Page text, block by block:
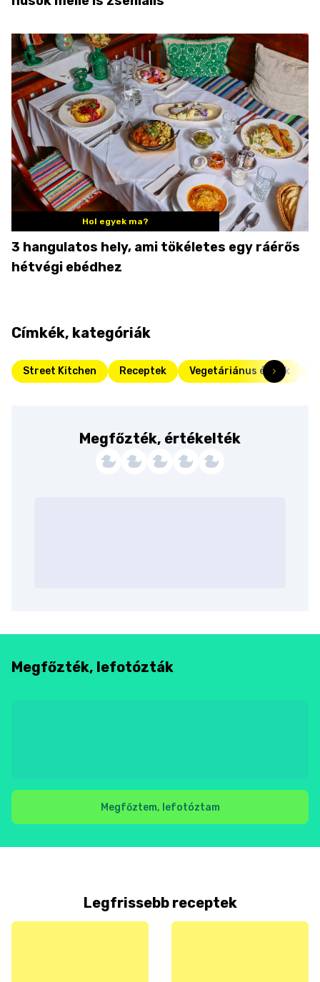
Hol egyek ma?
3 hangulatos hely, ami tökéletes egy ráérős
hétvégi ebédhez
Címkék, kategóriák
Street Kitchen Receptek Vegetáriánus ételek
Megfőzték, értékelték
Megfőzték, lefotózták
Megfőztem, lefotóztam
Legfrissebb receptek